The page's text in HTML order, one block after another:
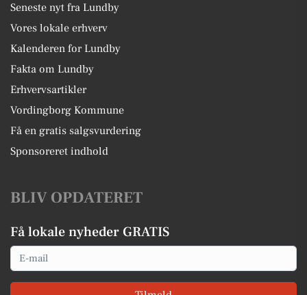
Seneste nyt fra Lundby
Vores lokale erhverv
Kalenderen for Lundby
Fakta om Lundby
Erhvervsartikler
Vordingborg Kommune
Få en gratis salgsvurdering
Sponsoreret indhold
BLIV OPDATERET
Få lokale nyheder GRATIS
Email